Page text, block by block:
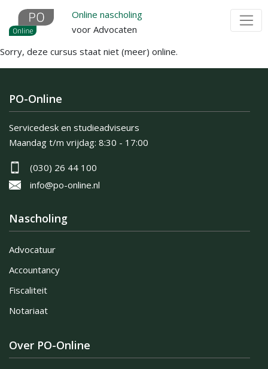
Overslaan
naar
de
inhoud
Online nascholing
voor Advocaten
Sorry, deze cursus staat niet (meer) online.
PO-Online
Servicedesk en studieadviseurs
Maandag t/m vrijdag: 8:30 - 17:00
(030) 26 44 100
info@po-online.nl
Nascholing
Advocatuur
Accountancy
Fiscaliteit
Notariaat
Over PO-Online